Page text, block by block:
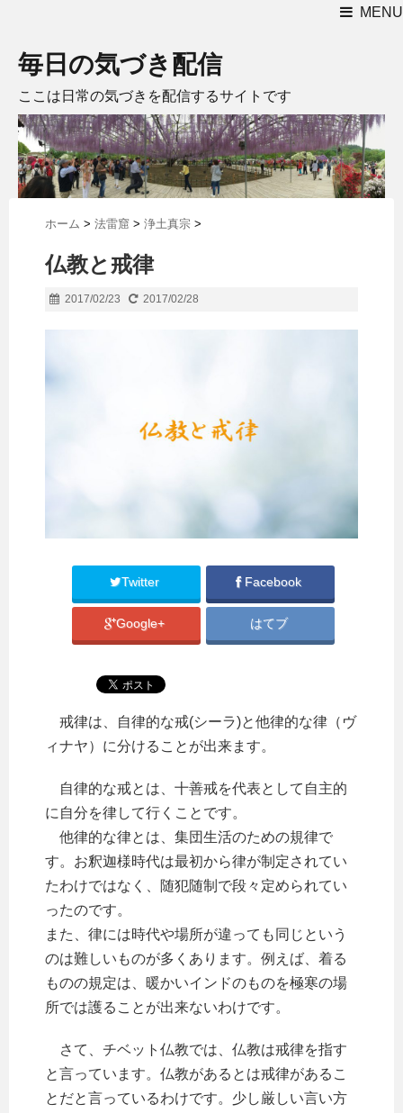
MENU
毎日の気づき配信
ここは日常の気づきを配信するサイトです
ホーム > 法雷窟 > 浄土真宗 >
仏教と戒律
2017/02/23 2017/02/28
Twitter Facebook
Google+ はてブ
戒律は、自律的な戒(シーラ)と他律的な律（ヴ
ィナヤ）に分けることが出来ます。
自律的な戒とは、十善戒を代表として自主的
に自分を律して行くことです。
他律的な律とは、集団生活のための規律で
す。お釈迦様時代は最初から律が制定されてい
たわけではなく、随犯随制で段々定められてい
ったのです。
また、律には時代や場所が違っても同じという
のは難しいものが多くあります。例えば、着る
ものの規定は、暖かいインドのものを極寒の場
所では護ることが出来ないわけです。
さて、チベット仏教では、仏教は戒律を指す
と言っています。仏教があるとは戒律があるこ
とだと言っているわけです。少し厳しい言い方